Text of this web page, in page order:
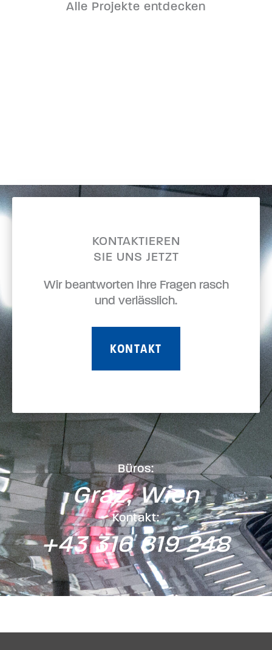
Alle Projekte entdecken
KONTAKTIEREN
SIE UNS JETZT
Wir beantworten Ihre Fragen rasch
und verlässlich.
KONTAKT
Büros:
Graz, Wien
Kontakt:
+43 316 819 248